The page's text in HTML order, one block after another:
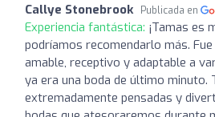
Callye Stonebrook Publicada en
Experiencia fantástica: ¡Tamas es
podríamos recomendarlo más.
amable, receptivo y adaptable a
ya era una boda de último
extremadamente pensadas y